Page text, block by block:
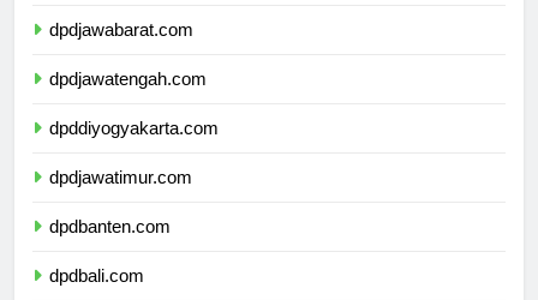
dpdjawabarat.com
dpdjawatengah.com
dpddiyogyakarta.com
dpdjawatimur.com
dpdbanten.com
dpdbali.com